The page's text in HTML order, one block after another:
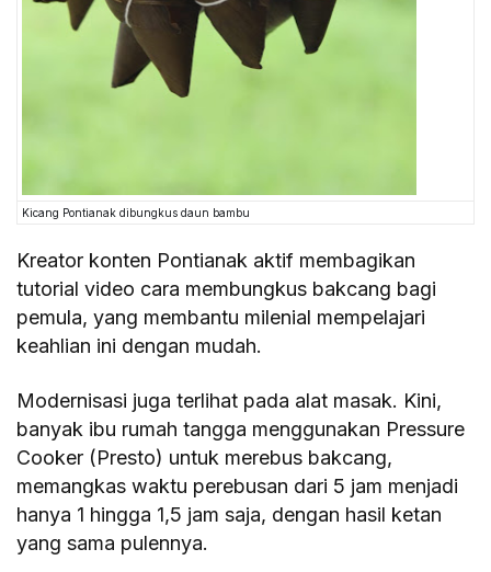
Kicang Pontianak dibungkus daun bambu
Kreator konten Pontianak aktif membagikan
tutorial video cara membungkus bakcang bagi
pemula, yang membantu milenial mempelajari
keahlian ini dengan mudah.
Modernisasi juga terlihat pada alat masak. Kini,
banyak ibu rumah tangga menggunakan Pressure
Cooker (Presto) untuk merebus bakcang,
memangkas waktu perebusan dari 5 jam menjadi
hanya 1 hingga 1,5 jam saja, dengan hasil ketan
yang sama pulennya.